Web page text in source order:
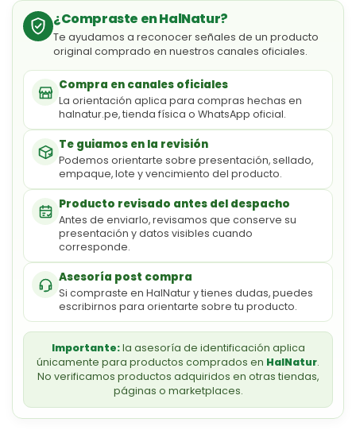
¿Compraste en HalNatur?
Te ayudamos a reconocer señales de un producto
original comprado en nuestros canales oficiales.
Compra en canales oficiales
La orientación aplica para compras hechas en
halnatur.pe, tienda física o WhatsApp oficial.
Te guiamos en la revisión
Podemos orientarte sobre presentación, sellado,
empaque, lote y vencimiento del producto.
Producto revisado antes del despacho
Antes de enviarlo, revisamos que conserve su
presentación y datos visibles cuando
corresponde.
Asesoría post compra
Si compraste en HalNatur y tienes dudas, puedes
escribirnos para orientarte sobre tu producto.
Importante:la asesoría de identificación aplica
únicamente para productos comprados en HalNatur.
No verificamos productos adquiridos en otras tiendas,
páginas o marketplaces.